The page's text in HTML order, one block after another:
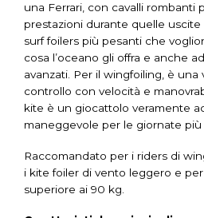
una Ferrari, con cavalli rombanti
prestazioni durante quelle
surf foilers più pesanti che
cosa l’oceano gli offra e anche
avanzati. Per il wingfoiling, è una
controllo con velocità e
kite è un giocattolo veramente
maneggevole per le giornate più
Raccomandato per i riders di
i kite foiler di vento leggero e
superiore ai 90 kg.